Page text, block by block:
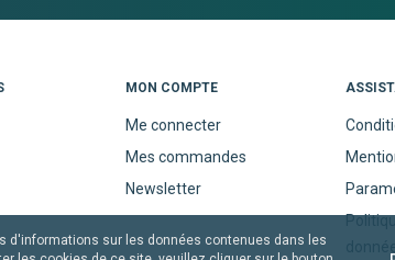
MON COMPTE
Me connecter
Mes commandes
Newsletter
d'informations sur les données contenues dans les